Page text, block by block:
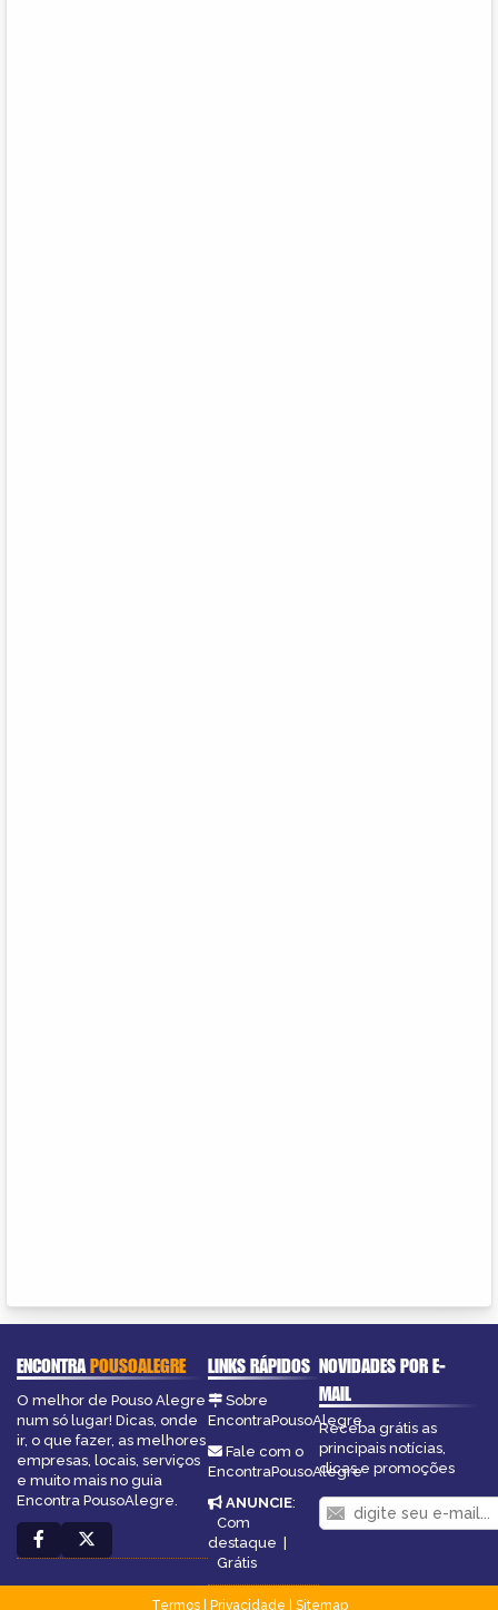
ENCONTRAPOUSOALEGRE
O melhor de Pouso Alegre
num só lugar! Dicas, onde
ir, o que fazer, as melhores
empresas, locais, serviços
e muito mais no guia
Encontra PousoAlegre.
LINKS RÁPIDOS
Sobre
EncontraPousoAlegre
Fale com o
EncontraPousoAlegre
ANUNCIE:
Com
destaque
Grátis
NOVIDADES POR E-
MAIL
Receba grátis as
principais notícias,
dicas e promoções
Termos| Privacidade
Sitemap